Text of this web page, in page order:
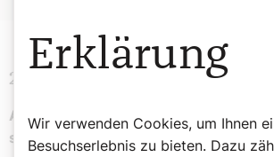
2. Lesung Brief an die
Aus der alten Welt soll eine neue
schon wächst sie verborgen heran.
Erklärung
Wir verwenden Cookies, um Ihnen
Besuchserlebnis zu bieten. Dazu